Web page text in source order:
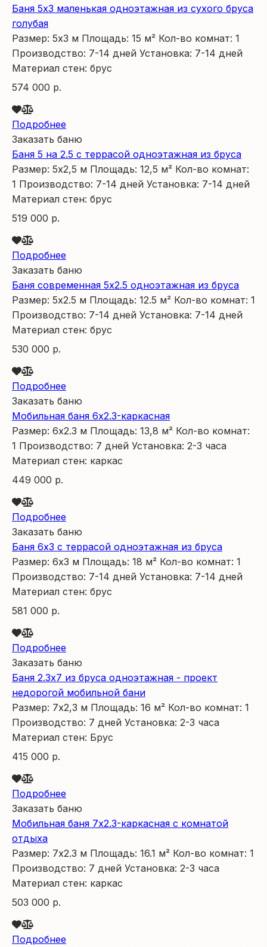
Баня 5х3 маленькая одноэтажная из сухого бруса
голубая
Размер: 5х3 м Площадь: 15 м² Кол-во комнат: 1
Производство: 7-14 дней Установка: 7-14 дней
Материал стен: брус
574 000 р.
Подробнее
Заказать баню
Баня 5 на 2.5 с террасой одноэтажная из бруса
Размер: 5х2,5 м Площадь: 12,5 м² Кол-во комнат:
1 Производство: 7-14 дней Установка: 7-14 дней
Материал стен: брус
519 000 р.
Подробнее
Заказать баню
Баня современная 5х2.5 одноэтажная из бруса
Размер: 5х2.5 м Площадь: 12.5 м² Кол-во комнат: 1
Производство: 7-14 дней Установка: 7-14 дней
Материал стен: брус
530 000 р.
Подробнее
Заказать баню
Мобильная баня 6х2.3-каркасная
Размер: 6х2.3 м Площадь: 13,8 м² Кол-во комнат:
1 Производство: 7 дней Установка: 2-3 часа
Материал стен: каркас
449 000 р.
Подробнее
Заказать баню
Баня 6х3 с террасой одноэтажная из бруса
Размер: 6х3 м Площадь: 18 м² Кол-во комнат: 1
Производство: 7-14 дней Установка: 7-14 дней
Материал стен: брус
581 000 р.
Подробнее
Заказать баню
Баня 2.3х7 из бруса одноэтажная - проект
недорогой мобильной бани
Размер: 7х2,3 м Площадь: 16 м² Кол-во комнат: 1
Производство: 7 дней Установка: 2-3 часа
Материал стен: Брус
415 000 р.
Подробнее
Заказать баню
Мобильная баня 7х2.3-каркасная с комнатой
отдыха
Размер: 7х2.3 м Площадь: 16.1 м² Кол-во комнат: 1
Производство: 7 дней Установка: 2-3 часа
Материал стен: каркас
503 000 р.
Подробнее